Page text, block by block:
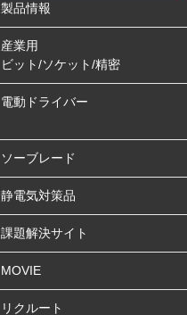
製品情報
産業用
ビット/ソケット/精密
電動ドライバー
ソーブレード
静電気対策品
課題解決サイト
MOVIE
リクルート